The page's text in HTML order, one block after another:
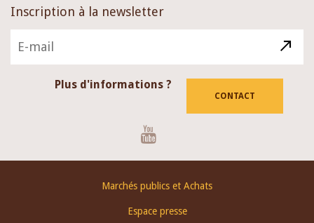
Inscription à la newsletter
Plus d'informations ?
CONTACT
Marchés publics et Achats
Espace presse